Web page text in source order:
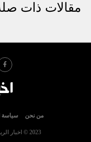
مقالات ذات
من نحن سياسة
2023 © اخبار الرياض. جميع حقوق النشر محفوظة.